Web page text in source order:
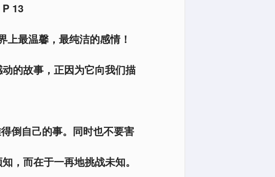
13
最温馨，最纯洁的感情！
的故事，正因为它向我们描
倒自己的事。同时也不要害
，而在于一再地挑战未知。